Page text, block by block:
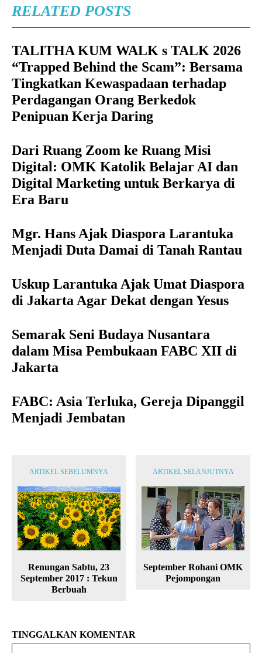
RELATED POSTS
TALITHA KUM WALK s TALK 2026
“Trapped Behind the Scam”: Bersama
Tingkatkan Kewaspadaan terhadap
Perdagangan Orang Berkedok
Penipuan Kerja Daring
Dari Ruang Zoom ke Ruang Misi
Digital: OMK Katolik Belajar AI dan
Digital Marketing untuk Berkarya di
Era Baru
Mgr. Hans Ajak Diaspora Larantuka
Menjadi Duta Damai di Tanah Rantau
Uskup Larantuka Ajak Umat Diaspora
di Jakarta Agar Dekat dengan Yesus
Semarak Seni Budaya Nusantara
dalam Misa Pembukaan FABC XII di
Jakarta
FABC: Asia Terluka, Gereja Dipanggil
Menjadi Jembatan
ARTIKEL SEBELUMNYA
Renungan Sabtu, 23
September 2017 : Tekun
Berbuah
ARTIKEL SELANJUTNYA
September Rohani OMK
Pejompongan
TINGGALKAN KOMENTAR